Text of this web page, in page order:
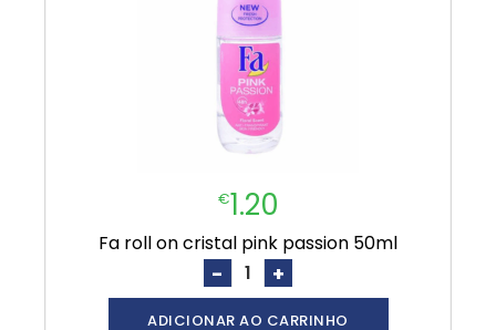
€1.20
fa roll on cristal pink passion 50ml
- +
ADICIONAR AO CARRINHO